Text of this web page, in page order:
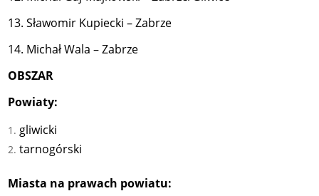
13. Sławomir Kupiecki – Zabrze
14. Michał Wala – Zabrze
OBSZAR
Powiaty:
gliwicki
tarnogórski
Miasta na prawach powiatu: